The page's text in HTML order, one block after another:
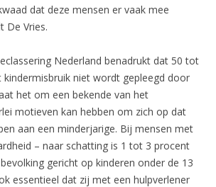
dat deze mensen er vaak mee
De Vries.
Nederland benadrukt dat 50 tot
kindermisbruik niet wordt gepleegd door
het om een bekende van het
motieven kan hebben om zich op dat
aan een minderjarige. Bij mensen met
– naar schatting is 1 tot 3 procent
gericht op kinderen onder de 13
essentieel dat zij met een hulpverlener